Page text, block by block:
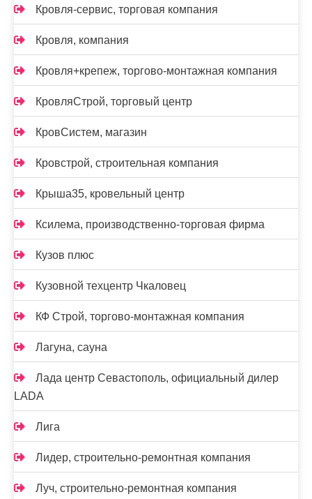
Кровля-сервис, торговая компания
Кровля, компания
Кровля+крепеж, торгово-монтажная компания
КровляСтрой, торговый центр
КровСистем, магазин
Кровстрой, строительная компания
Крыша35, кровельный центр
Ксилема, производственно-торговая фирма
Кузов плюс
Кузовной техцентр Чкаловец
КФ Строй, торгово-монтажная компания
Лагуна, сауна
Лада центр Севастополь, официальный дилер
LADA
Лига
Лидер, строительно-ремонтная компания
Луч, строительно-ремонтная компания